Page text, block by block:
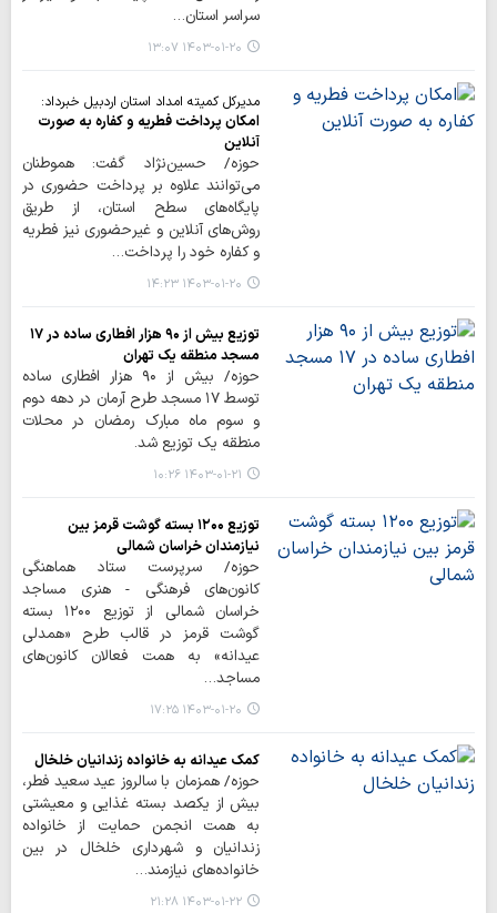
سراسر استان…
۱۴۰۳-۰۱-۲۰ ۱۳:۰۷
مدیرکل کمیته امداد استان اردبیل خبرداد:
امکان پرداخت فطریه و کفاره به صورت
آنلاین
حوزه/ حسین‌نژاد گفت: هموطنان
می‌توانند علاوه بر پرداخت حضوری در
پایگاه‌های سطح استان، از طریق
روش‌های آنلاین و غیرحضوری نیز فطریه
و کفاره خود را پرداخت…
۱۴۰۳-۰۱-۲۰ ۱۴:۲۳
توزیع بیش از ۹۰ هزار افطاری ساده در ۱۷
مسجد منطقه یک تهران
حوزه/ بیش از ۹۰ هزار افطاری ساده
توسط ۱۷ مسجد طرح آرمان در دهه دوم
و سوم ماه مبارک رمضان در محلات
منطقه یک توزیع شد.
۱۴۰۳-۰۱-۲۱ ۱۰:۲۶
توزیع ۱۲۰۰ بسته گوشت قرمز بین
نیازمندان خراسان‌ شمالی
حوزه/ سرپرست ستاد هماهنگی
کانون‌های فرهنگی - هنری مساجد
خراسان‌ شمالی از توزیع ۱۲۰۰ بسته
گوشت قرمز در قالب طرح «همدلی
عیدانه» به همت فعالان کانون‌های
مساجد…
۱۴۰۳-۰۱-۲۰ ۱۷:۲۵
کمک عیدانه به خانواده زندانیان خلخال
حوزه/ همزمان با سالروز عید سعید فطر،
بیش از یکصد بسته غذایی و معیشتی
به همت انجمن حمایت از خانواده
زندانیان و شهرداری خلخال در بین
خانواده‌های نیازمند…
۱۴۰۳-۰۱-۲۲ ۲۱:۲۸